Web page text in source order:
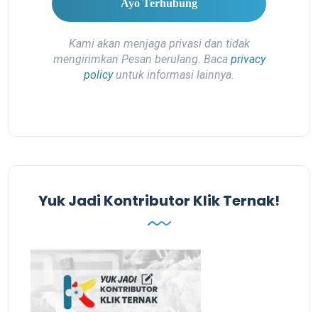
Kami akan menjaga privasi dan tidak
mengirimkan Pesan berulang. Baca privacy
policyuntuk informasi lainnya.
Yuk Jadi Kontributor Klik Ternak!